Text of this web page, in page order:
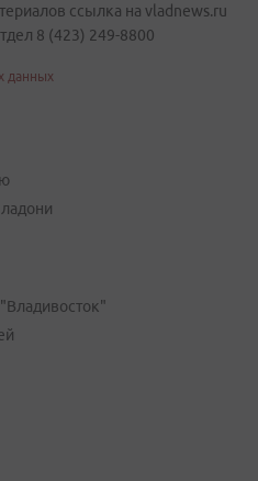
ссылка на vladnews.ru
8 (423) 249-8800
данных